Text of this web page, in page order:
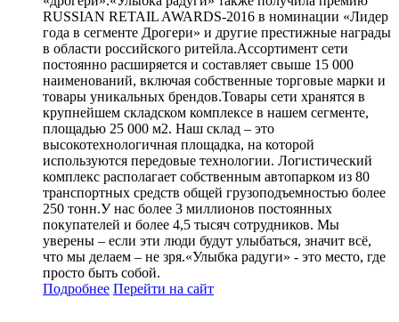
RUSSIAN RETAIL AWARDS-2016 в номинации «Лидер
года в сегменте Дрогери» и другие престижные награды
в области российского ритейла.Ассортимент сети
постоянно расширяется и составляет свыше 15 000
наименований, включая собственные торговые марки и
товары уникальных брендов.Товары сети хранятся в
крупнейшем складском комплексе в нашем сегменте,
площадью 25 000 м2. Наш склад – это
высокотехнологичная площадка, на которой
используются передовые технологии. Логистический
комплекс располагает собственным автопарком из 80
транспортных средств общей грузоподъемностью более
250 тонн.У нас более 3 миллионов постоянных
покупателей и более 4,5 тысяч сотрудников. Мы
уверены – если эти люди будут улыбаться, значит всё,
что мы делаем – не зря.«Улыбка радуги» - это место, где
просто быть собой.
Подробнее Перейти на сайт